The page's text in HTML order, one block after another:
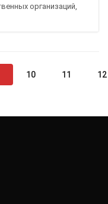
организаций,
10 11 12